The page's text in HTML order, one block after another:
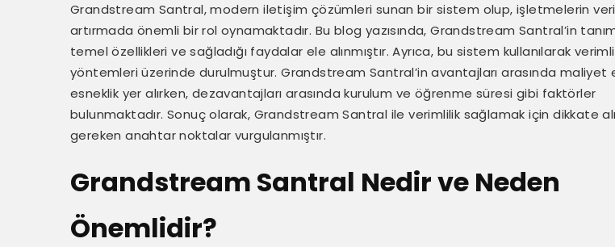
Grandstream Santral, modern iletişim çözümleri sunan bir sistem olup, işletmelerin
artırmada önemli bir rol oynamaktadır. Bu blog yazısında, Grandstream Santral’in
temel özellikleri ve sağladığı faydalar ele alınmıştır. Ayrıca, bu sistem kullanılarak
yöntemleri üzerinde durulmuştur. Grandstream Santral’in avantajları arasında maliyet
esneklik yer alırken, dezavantajları arasında kurulum ve öğrenme süresi gibi faktörler
bulunmaktadır. Sonuç olarak, Grandstream Santral ile verimlilik sağlamak için dikkate
gereken anahtar noktalar vurgulanmıştır.
Grandstream Santral Nedir ve Neden
Önemlidir?